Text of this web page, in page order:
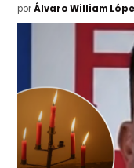
por Álvaro William